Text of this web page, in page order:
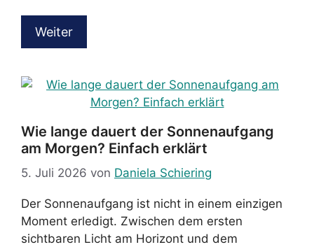
Weiter
Wie lange dauert der Sonnenaufgang
am Morgen? Einfach erklärt
5. Juli 2026 von Daniela Schiering
Der Sonnenaufgang ist nicht in einem einzigen
Moment erledigt. Zwischen dem ersten
sichtbaren Licht am Horizont und dem